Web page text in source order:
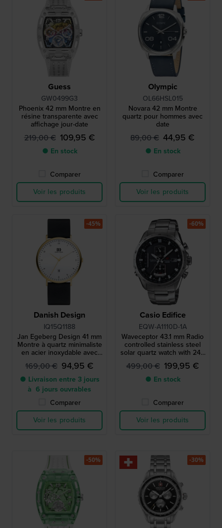
Guess
GW0499G3
Phoenix 42 mm Montre en
résine transparente avec
affichage jour-date
219,00 € 109,95 €
● En stock
Comparer
Voir les produits
Olympic
OL66HSL015
Novara 42 mm Montre
quartz pour hommes avec
date
89,00 € 44,95 €
● En stock
Comparer
Voir les produits
Danish Design
IQ15Q1188
Jan Egeberg Design 41 mm
Montre à quartz minimaliste
en acier inoxydable avec
date
169,00 € 94,95 €
● Livraison entre 3 jours
à 6 jours ouvrables
Comparer
Voir les produits
-45%
Casio Edifice
EQW-A1110D-1A
Waveceptor 43.1 mm Radio
controlled stainless steel
solar quartz watch with 24h
indicator
499,00 € 199,95 €
● En stock
Comparer
Voir les produits
-60%
-50% -30%